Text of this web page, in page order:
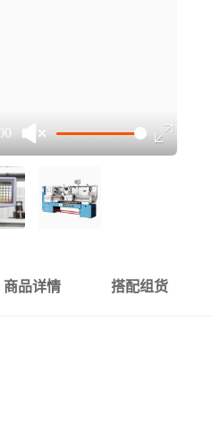
商品详情 搭配组货